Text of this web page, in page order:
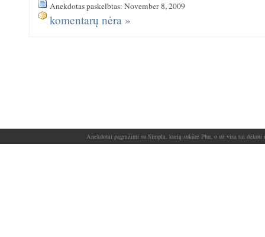
Anekdotas paskelbtas: November 8, 2009
komentarų nėra »
Anekdotai pagražinti su Simpla, kurią sukūrė Phu, o už visa tai